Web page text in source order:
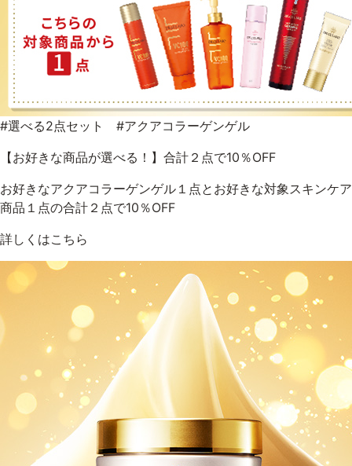
#選べる2点セット #アクアコラーゲンゲル
【お好きな商品が選べる！】合計２点で10％OFF
お好きなアクアコラーゲンゲル１点とお好きな対象スキンケア
商品１点の合計２点で10％OFF
詳しくはこちら